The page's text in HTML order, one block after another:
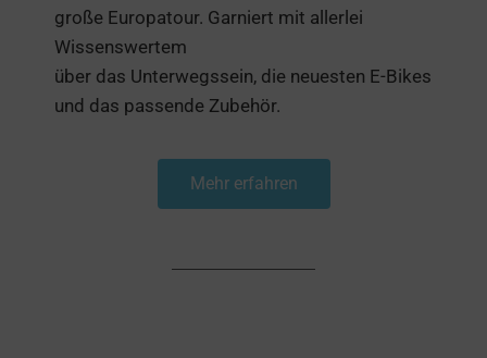
große Europatour. Garniert mit allerlei
Wissenswertem
über das Unterwegssein, die neuesten E-Bikes
und das passende Zubehör.
Mehr erfahren